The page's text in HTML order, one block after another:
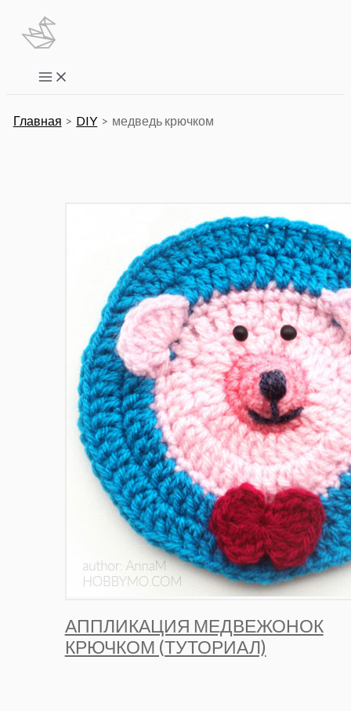
Перейти
содержимому
Main
Menu
Главная DIY медведь крючком
АППЛИКАЦИЯ МЕДВЕЖОНОК
КРЮЧКОМ (ТУТОРИАЛ)